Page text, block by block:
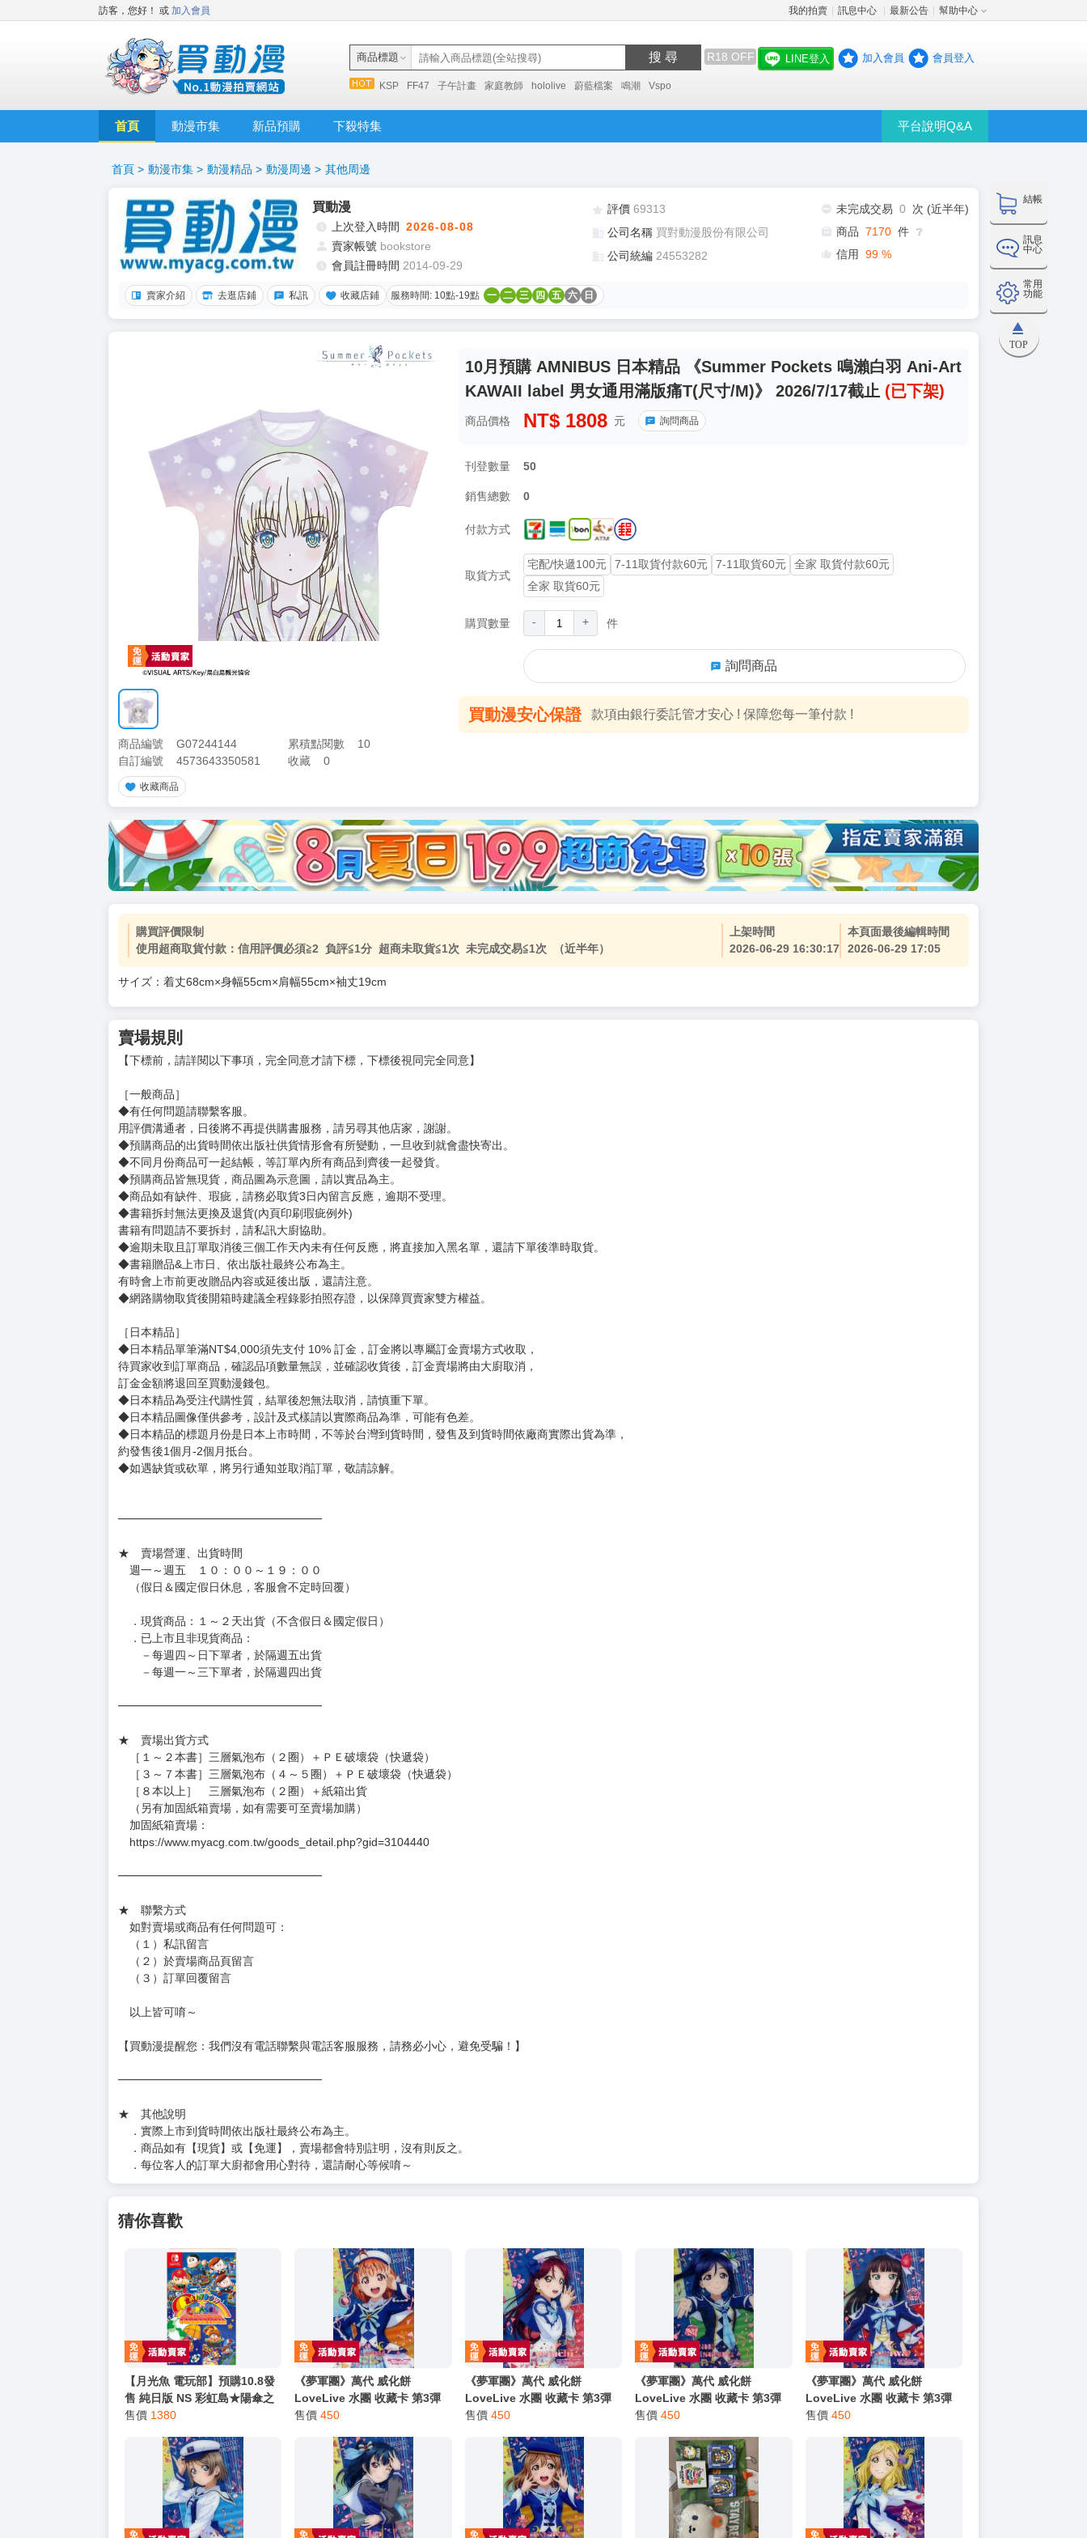
訪客，您好！ 或 加入會員 我的拍賣 訊息中心 最新公告 幫助中心
商品標題 搜 尋 R18 OFF
KSP FF47 子午計畫 家庭教師 hololive 蔚藍檔案 鳴潮 Vspo
LINE登入 加入會員 會員登入
首頁 動漫市集 新品預購 下殺特集 平台說明Q&A
結帳
訊息
中心
常用
功能
TOP
首頁 > 動漫市集 > 動漫精品 > 動漫周邊 > 其他周邊
買動漫
上次登入時間 2026-08-08
賣家帳號 bookstore
會員註冊時間 2014-09-29
評價 69313
公司名稱 買對動漫股份有限公司
公司統編 24553282
未完成交易 0
次 (近半年)
商品 7170 件 ❔
信用 99 %
賣家介紹 去逛店鋪 私訊 收藏店鋪 服務時間: 10點-19點 一 二 三 四 五 六 日
商品編號 G07244144 累積點閱數
10
自訂編號
4573643350581 收藏 0
收藏商品
10月預購 AMNIBUS 日本精品 《Summer Pockets 鳴瀨白羽 Ani-Art
KAWAII label 男女通用滿版痛T(尺寸/M)》 2026/7/17截止 (已下架)
商品價格 NT$ 1808 元 詢問商品
刊登數量 50
銷售總數 0
付款方式
取貨方式
宅配/快遞100元 7-11取貨付款60元 7-11取貨60元
全家 取貨付款60元
全家 取貨60元
購買數量 - + 件
詢問商品
買動漫安心保證 款項由銀行委託管才安心 ! 保障您每一筆付款 !
購買評價限制
使用超商取貨付款：信用評價必須≧2 負評≦1分 超商未取貨≦1次 未完成交易≦1次 （近半年）
上架時間
2026-06-29 16:30:17
本頁面最後編輯時間
2026-06-29 17:05
サイズ：着丈68cm×身幅55cm×肩幅55cm×袖丈19cm
賣場規則
【下標前，請詳閱以下事項，完全同意才請下標，下標後視同完全同意】
［一般商品］
◆有任何問題請聯繫客服。
用評價溝通者，日後將不再提供購書服務，請另尋其他店家，謝謝。
◆預購商品的出貨時間依出版社供貨情形會有所變動，一旦收到就會盡快寄出。
◆不同月份商品可一起結帳，等訂單內所有商品到齊後一起發貨。
◆預購商品皆無現貨，商品圖為示意圖，請以實品為主。
◆商品如有缺件、瑕疵，請務必取貨3日內留言反應，逾期不受理。
◆書籍拆封無法更換及退貨(內頁印刷瑕疵例外)
書籍有問題請不要拆封，請私訊大廚協助。
◆逾期未取且訂單取消後三個工作天內未有任何反應，將直接加入黑名單，還請下單後準時取貨。
◆書籍贈品&上市日、依出版社最終公布為主。
有時會上市前更改贈品內容或延後出版，還請注意。
◆網路購物取貨後開箱時建議全程錄影拍照存證，以保障買賣家雙方權益。
［日本精品］
◆日本精品單筆滿NT$4,000須先支付 10% 訂金，訂金將以專屬訂金賣場方式收取，
待買家收到訂單商品，確認品項數量無誤，並確認收貨後，訂金賣場將由大廚取消，
訂金金額將退回至買動漫錢包。
◆日本精品為受注代購性質，結單後恕無法取消，請慎重下單。
◆日本精品圖像僅供參考，設計及式樣請以實際商品為準，可能有色差。
◆日本精品的標題月份是日本上市時間，不等於台灣到貨時間，發售及到貨時間依廠商實際出貨為準，
約發售後1個月-2個月抵台。
◆如遇缺貨或砍單，將另行通知並取消訂單，敬請諒解。
━━━━━━━━━━━━━━━━━━
★ 賣場營運、出貨時間
週一～週五 １０：００～１９：００
（假日＆國定假日休息，客服會不定時回覆）
．現貨商品：１～２天出貨（不含假日＆國定假日）
．已上市且非現貨商品：
－每週四～日下單者，於隔週五出貨
－每週一～三下單者，於隔週四出貨
━━━━━━━━━━━━━━━━━━
★ 賣場出貨方式
［１～２本書］三層氣泡布（２圈）＋ＰＥ破壞袋（快遞袋）
［３～７本書］三層氣泡布（４～５圈）＋ＰＥ破壞袋（快遞袋）
［８本以上］ 三層氣泡布（２圈）＋紙箱出貨
（另有加固紙箱賣場，如有需要可至賣場加購）
加固紙箱賣場：
https://www.myacg.com.tw/goods_detail.php?gid=3104440
━━━━━━━━━━━━━━━━━━
★ 聯繫方式
如對賣場或商品有任何問題可：
（１）私訊留言
（２）於賣場商品頁留言
（３）訂單回覆留言
以上皆可唷～
【買動漫提醒您：我們沒有電話聯繫與電話客服服務，請務必小心，避免受騙！】
━━━━━━━━━━━━━━━━━━
★ 其他說明
．實際上市到貨時間依出版社最終公布為主。
．商品如有【現貨】或【免運】，賣場都會特別註明，沒有則反之。
．每位客人的訂單大廚都會用心對待，還請耐心等候唷～
猜你喜歡
【月光魚 電玩部】預購10.8發
售 純日版 NS 彩虹島★陽傘之
星 合輯 レインボー★パラソル
售價 1380
《夢軍團》萬代 威化餅
LoveLive 水團 收藏卡 第3彈
金屬質感卡 No.01r 高海千歌
售價 450
《夢軍團》萬代 威化餅
LoveLive 水團 收藏卡 第3彈
金屬質感卡 No.02r 櫻內梨子
售價 450
《夢軍團》萬代 威化餅
LoveLive 水團 收藏卡 第3彈
金屬質感卡 No.03r 松浦果南
售價 450
《夢軍團》萬代 威化餅
LoveLive 水團 收藏卡 第3彈
金屬質感卡 No.04r 黑澤黛雅
售價 450